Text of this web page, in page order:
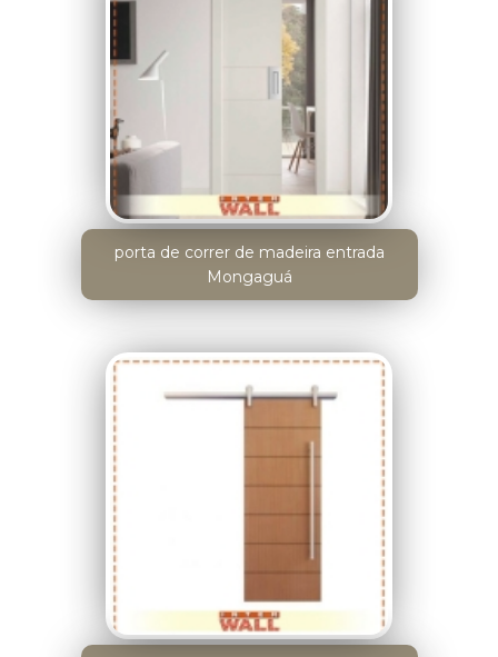
porta de correr de madeira entrada
Mongaguá